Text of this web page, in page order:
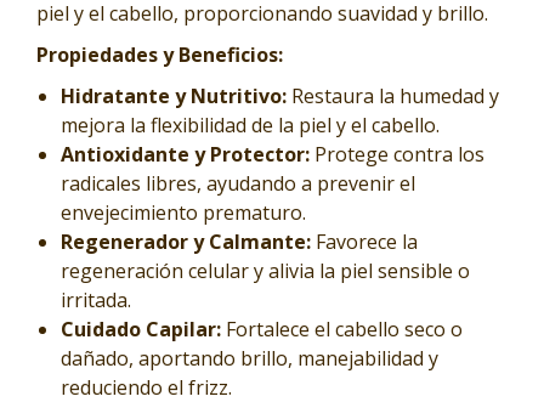
piel y el cabello, proporcionando suavidad y brillo.
Propiedades y Beneficios:
Hidratante y Nutritivo: Restaura la humedad y
mejora la flexibilidad de la piel y el cabello.
Antioxidante y Protector: Protege contra los
radicales libres, ayudando a prevenir el
envejecimiento prematuro.
Regenerador y Calmante: Favorece la
regeneración celular y alivia la piel sensible o
irritada.
Cuidado Capilar: Fortalece el cabello seco o
dañado, aportando brillo, manejabilidad y
reduciendo el frizz.